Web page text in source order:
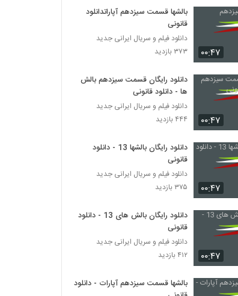
۰۰:۴۷
بالشها قسمت سیزدهم آپاراتدانلود
قانونی
دانلود فیلم و سریال ایرانی جدید
۳۷۳ بازدید
۰۰:۴۷
دانلود رایگان قسمت سیزدهم بالش
ها - دانلود قانونی
دانلود فیلم و سریال ایرانی جدید
۴۴۴ بازدید
۰۰:۴۷
دانلود رایگان بالشها 13 - دانلود
قانونی
دانلود فیلم و سریال ایرانی جدید
۳۷۵ بازدید
۰۰:۴۷
دانلود رایگان بالش های 13 - دانلود
قانونی
دانلود فیلم و سریال ایرانی جدید
۴۱۲ بازدید
بالشها قسمت سیزدهم آپارات - دانلود